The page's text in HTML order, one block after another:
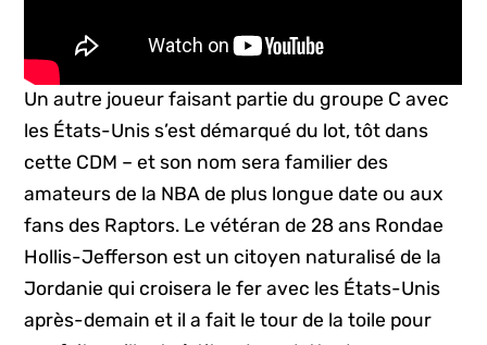
Un autre joueur faisant partie du groupe C avec
les États-Unis s’est démarqué du lot, tôt dans
cette CDM – et son nom sera familier des
amateurs de la NBA de plus longue date ou aux
fans des Raptors. Le vétéran de 28 ans Rondae
Hollis-Jefferson est un citoyen naturalisé de la
Jordanie qui croisera le fer avec les États-Unis
après-demain et il a fait le tour de la toile pour